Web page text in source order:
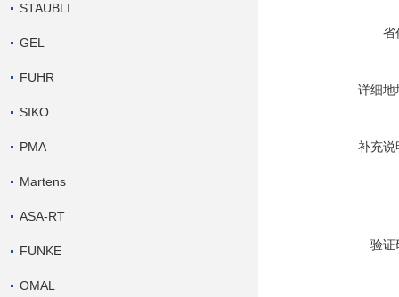
STAUBLI
GEL
FUHR
SIKO
PMA
Martens
ASA-RT
FUNKE
OMAL
省
详细地
补充说
验证